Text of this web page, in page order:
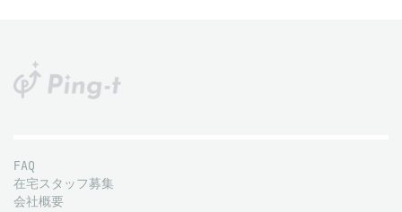
FAQ
在宅スタッフ募集
会社概要